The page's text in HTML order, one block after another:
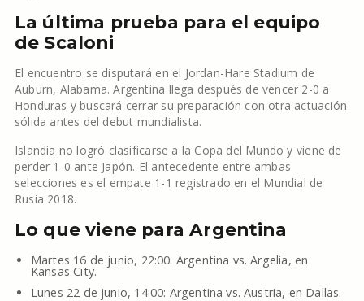
La última prueba para el equipo
de Scaloni
El encuentro se disputará en el Jordan-Hare Stadium de
Auburn, Alabama. Argentina llega después de vencer 2-0 a
Honduras y buscará cerrar su preparación con otra actuación
sólida antes del debut mundialista.
Islandia no logró clasificarse a la Copa del Mundo y viene de
perder 1-0 ante Japón. El antecedente entre ambas
selecciones es el empate 1-1 registrado en el Mundial de
Rusia 2018.
Lo que viene para Argentina
Martes 16 de junio, 22:00: Argentina vs. Argelia, en
Kansas City.
Lunes 22 de junio, 14:00: Argentina vs. Austria, en Dallas.